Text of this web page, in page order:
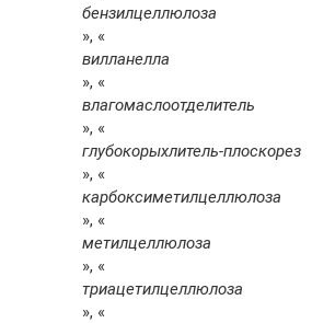
бензилцеллюлоза
», «
вилланелла
», «
влагомаслоотделитель
», «
глубокорыхлитель-плоскорез
», «
карбоксиметилцеллюлоза
», «
метилцеллюлоза
», «
триацетилцеллюлоза
», «